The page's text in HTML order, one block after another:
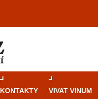
KONTAKTY VIVAT VINUM